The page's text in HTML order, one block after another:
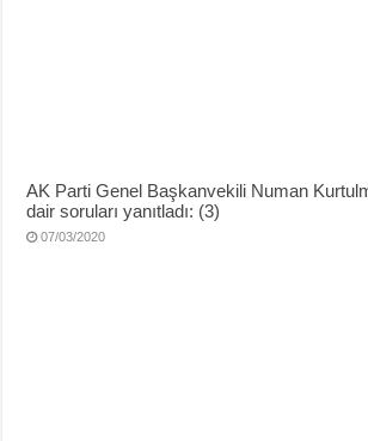
AK Parti Genel Başkanvekili Numan
dair soruları yanıtladı: (3)
07/03/2020